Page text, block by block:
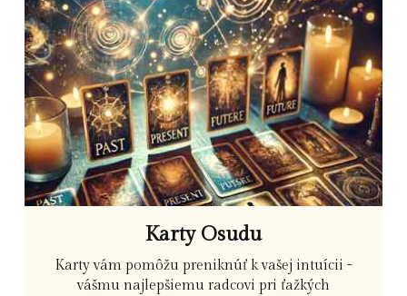
Karty Osudu
Karty vám pomôžu preniknúť k vašej intuícii -
vášmu najlepšiemu radcovi pri ťažkých